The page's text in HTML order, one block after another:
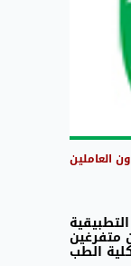
العاملين
متفرغين
الطب